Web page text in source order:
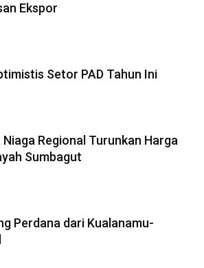
Ekspor
Setor PAD Tahun Ini
Regional Turunkan Harga
Sumbagut
Perdana dari Kualanamu-